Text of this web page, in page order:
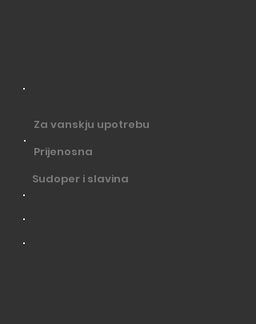
Za vanskju upotrebu
Prijenosna
Sudoper i slavina